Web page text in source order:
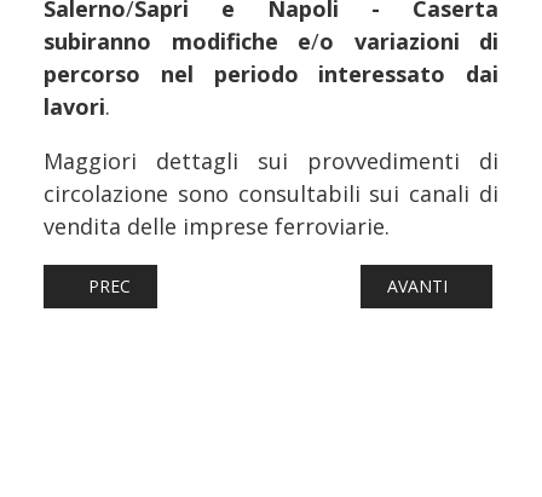
Salerno/Sapri e Napoli - Caserta
subiranno modifiche e/o variazioni di
percorso nel periodo interessato dai
lavori.
Maggiori dettagli sui provvedimenti di
circolazione sono consultabili sui canali di
vendita delle imprese ferroviarie.
ARTICOLO PRECEDENTE: FERROVIE: DIRETTISSIMA
PREC ARTICOLO
AVANTI